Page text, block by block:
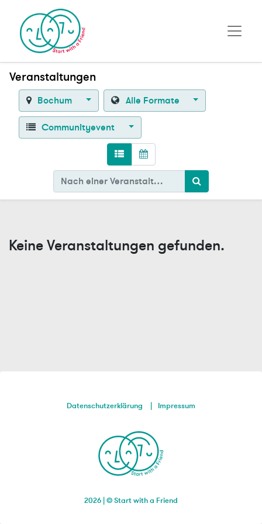
Veranstaltungen
Bochum Alle Formate
Communityevent
Keine Veranstaltungen gefunden.
2026 | © Start with a Friend
Datenschutzerklärung Impressum